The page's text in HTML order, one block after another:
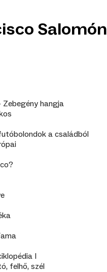
Salomón
hangja
a családból
I
felhő, szél